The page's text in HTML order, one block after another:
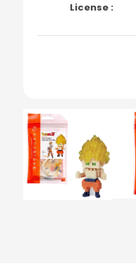
License :